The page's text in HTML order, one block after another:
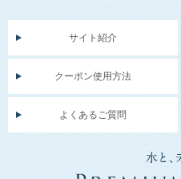
サイト紹介
クーポン使用方法
よくあるご質問